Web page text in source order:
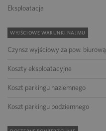
Eksploatacja
WYJŚCIOWE WARUNKI NAJMU
Czynsz wyjściowy za pow. biurową
Koszty eksploatacyjne
Koszt parkingu naziemnego
Koszt parkingu podziemnego